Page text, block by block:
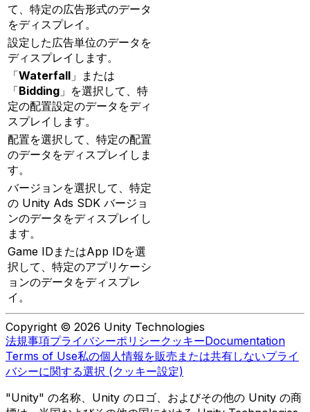
て、特定の広告形式のデータ
をディスプレイ。
設定した広告単位のデータを
ディスプレイします。
「Waterfall 」または
「Bidding 」を選択して、特
定の配置設定のデータをディ
スプレイします。
配置を選択して、特定の配置
のデータをディスプレイしま
す。
バージョンを選択して、特定
の Unity Ads SDK バージョ
ンのデータをディスプレイし
ます。
Game IDまたはApp IDを選
択して、特定のアプリケーシ
ョンのデータをディスプレ
イ。
Copyright © 2026 Unity Technologies
法規事項プライバシーポリシークッキーDocumentation
Terms of Use私の個人情報を販売または共有しないプライ
バシーに関する選択 (クッキー設定)
"Unity" の名称、Unity のロゴ、およびその他の Unity の商